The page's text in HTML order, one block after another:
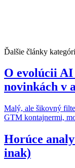
Ďalšie články
O evolúcii
novinkách v
Malý, ale šikovný
GTM kontajnermi,
Horúce
inak)